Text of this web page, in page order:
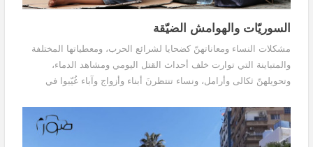
السوريّات والهوامش الضيّقة
مشكلات النساء ومعاناتهنّ كضحايا لشرائع الحرب، ومعطياتها المختلفة
والمتباينة التي توارت خلف أحداث القتل اليومي ومشاهد الدماء،
وتحويلهنّ ثكالى وأرامل، ونساء تنتظرنَ أبناء وأزواج وآباء غُيّبوا في
حصدت مايقارب 25000 أنثى.